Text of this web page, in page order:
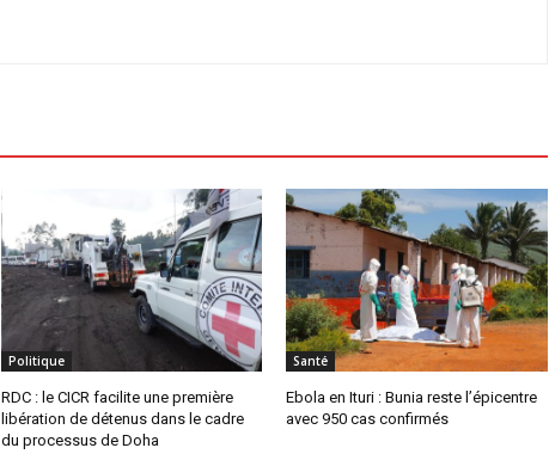
Politique
RDC : le CICR facilite une première
libération de détenus dans le cadre
du processus de Doha
Santé
Ebola en Ituri : Bunia reste l’épicentre
avec 950 cas confirmés